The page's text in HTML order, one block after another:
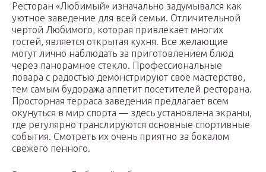
Ресторан «Любимый» изначально задумывался как
уютное заведение для всей семьи. Отличительной
чертой Любимого, которая привлекает многих
гостей, является открытая кухня. Все желающие
могут лично наблюдать за приготовлением блюд
через панорамное стекло. Профессиональные
повара с радостью демонстрируют свое мастерство,
тем самым будоража аппетит посетителей ресторана.
Просторная терраса заведения предлагает всем
окунуться в мир спорта — здесь установлена экраны,
где регулярно транслируются основные спортивные
события. Смотреть их очень приятно за бокалом
свежего пенного.